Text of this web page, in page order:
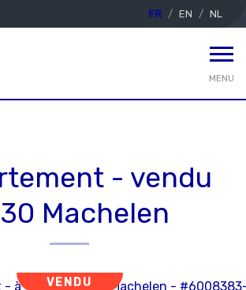
FR EN NL
MENU
- vendu
Machelen
VENDU